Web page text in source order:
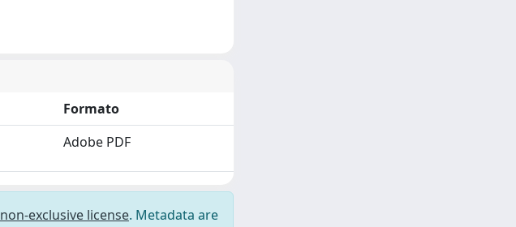
Formato
Adobe PDF
non-exclusive license. Metadata are